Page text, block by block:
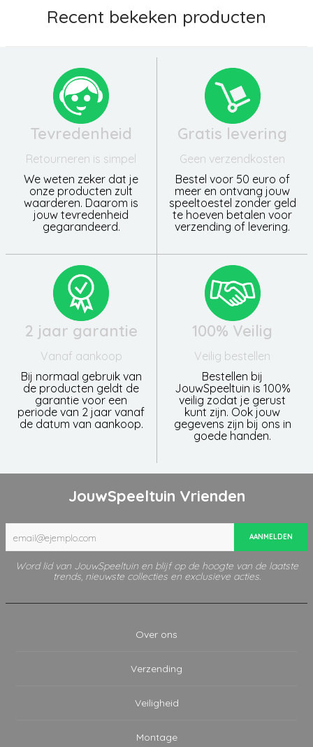
Recent bekeken producten
Tevredenheid
Retourneren is simpel
We weten zeker dat je
onze producten zult
waarderen. Daarom is
jouw tevredenheid
gegarandeerd.
Gratis levering
Geen verzendkosten
Bestel voor 50 euro of
meer en ontvang jouw
speeltoestel zonder geld
te hoeven betalen voor
verzending of levering.
2 jaar garantie
Vanaf aankoop
Bij normaal gebruik van
de producten geldt de
garantie voor een
periode van 2 jaar vanaf
de datum van aankoop.
100% Veilig
Veilig bestellen
Bestellen bij
JouwSpeeltuin is 100%
veilig zodat je gerust
kunt zijn. Ook jouw
gegevens zijn bij ons in
goede handen.
JouwSpeeltuin Vrienden
AANMELDEN
Word lid van JouwSpeeltuin en blijf op de hoogte van de laatste
trends, nieuwste collecties en exclusieve acties.
Over ons
Verzending
Veiligheid
Montage